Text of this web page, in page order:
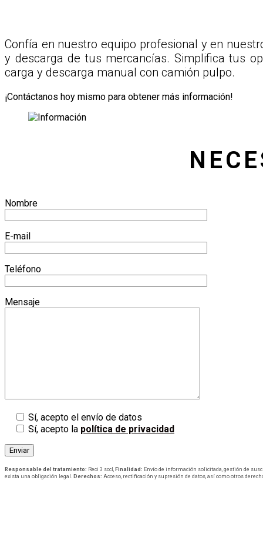
Confía en nuestro equipo profesional y en
y descarga de tus mercancías. Simplifica tus
carga y descarga manual con camión pulpo.
¡Contáctanos hoy mismo para obtener más información!
Nombre
E-mail
Teléfono
Mensaje
Sí, acepto el envío de datos
Sí, acepto la política de privacidad
Responsable del tratamiento: Reci 3 sccl, Finalidad: Envío de información solicitada, gestión de
exista una obligación legal.
Derechos: Acceso, rectificación y supresión de datos, así como otros